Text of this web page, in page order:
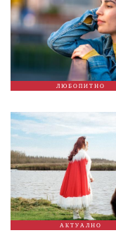
ЛЮБОПИТНО
АКТУАЛНО